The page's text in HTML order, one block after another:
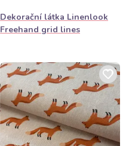
Dekorační látka Linenlook
Freehand grid lines